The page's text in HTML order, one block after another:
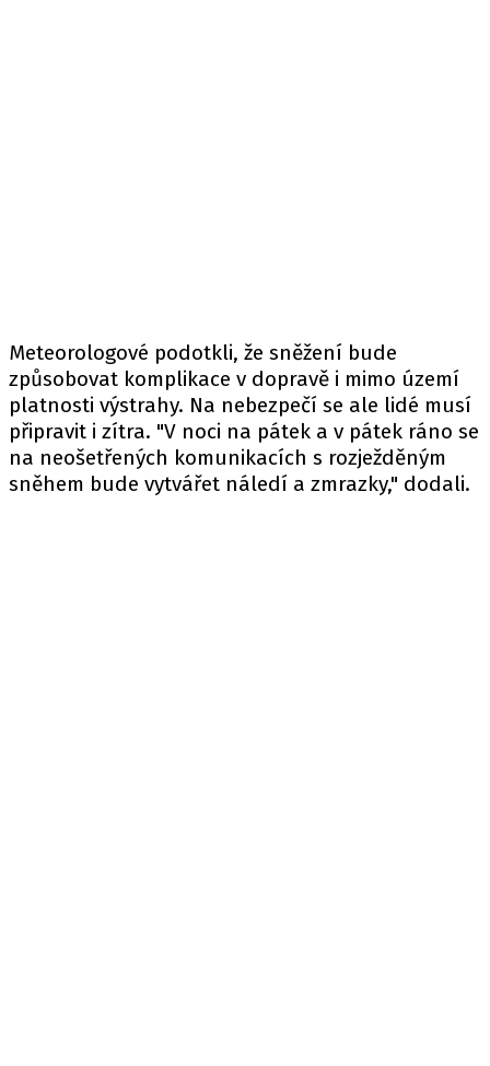
Meteorologové podotkli, že sněžení bude
způsobovat komplikace v dopravě i mimo území
platnosti výstrahy. Na nebezpečí se ale lidé musí
připravit i zítra. "V noci na pátek a v pátek ráno se
na neošetřených komunikacích s rozježděným
sněhem bude vytvářet náledí a zmrazky," dodali.